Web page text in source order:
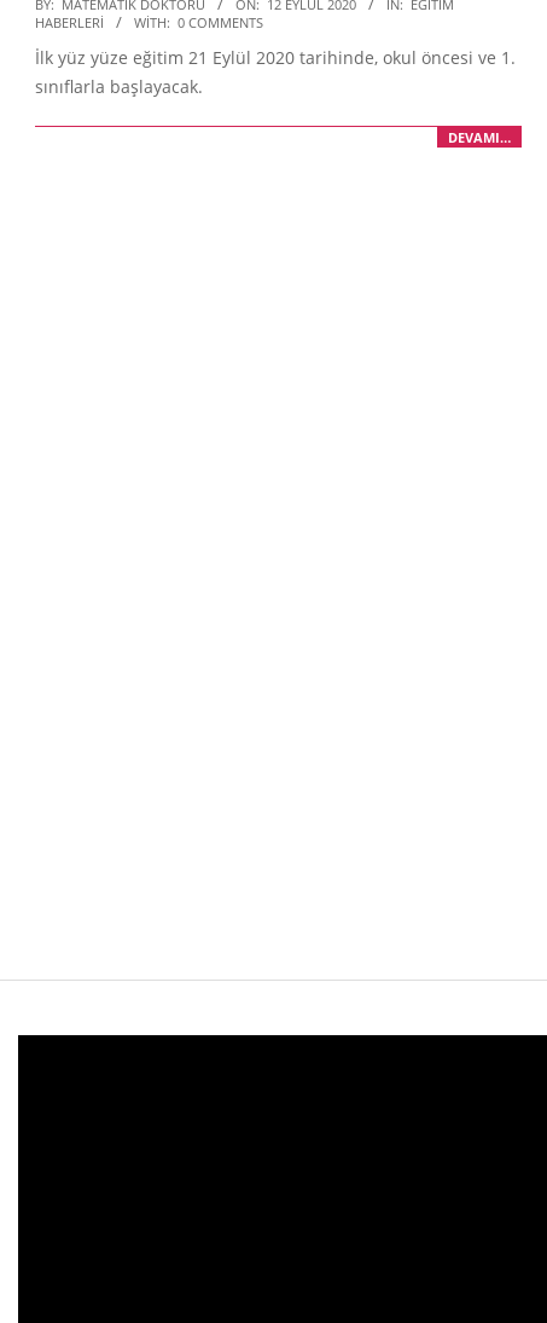
09-
12
BY: MATEMATIK DOKTORU ON: 12 EYLÜL 2020 IN: EĞITIM
HABERLERI
WITH: 0 COMMENTS
İlk yüz yüze eğitim 21 Eylül 2020 tarihinde, okul öncesi ve 1.
sınıflarla başlayacak.
DEVAMI…